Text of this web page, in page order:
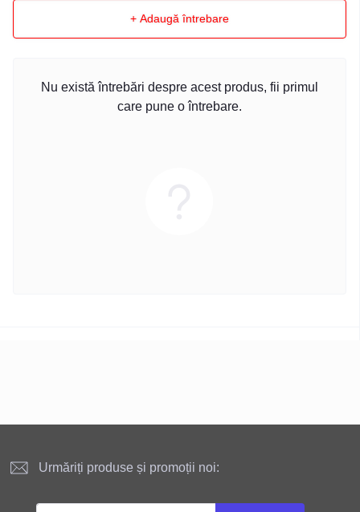
+ Adaugă întrebare
Nu există întrebări despre acest produs, fii primul
care pune o întrebare.
Urmăriți produse și promoții noi: